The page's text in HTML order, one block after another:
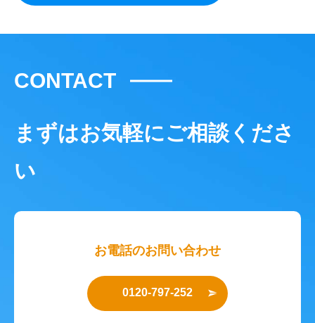
CONTACT
まずはお気軽にご相談くださ
い
お電話のお問い合わせ
0120-797-252